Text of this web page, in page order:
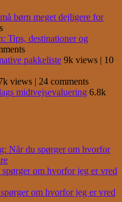
børn meget dejligere for
Tips, destinationer og
pakkeliste 9k views | 10
views | 24 comments
midtvejsevaluering 6.8k
Når du spørger om hvorfor
om hvorfor jeg er vred
om hvorfor jeg er vred